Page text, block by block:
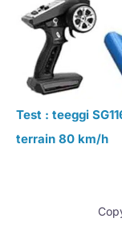
Test : teeggi
terrain 80 km/h